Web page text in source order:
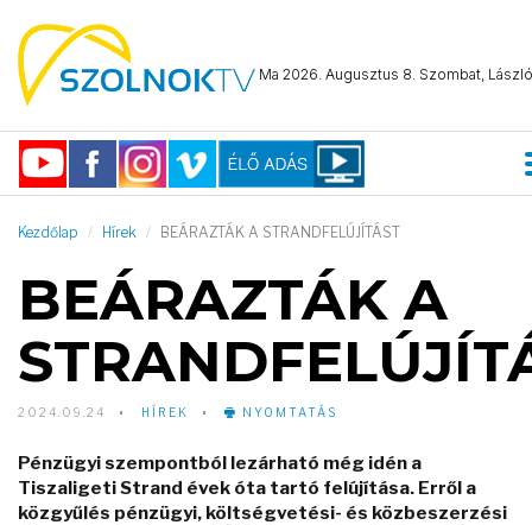
Ma 2026. Augusztus 8. Szombat,
Kezdőlap Hírek BEÁRAZTÁK A STRANDFELÚJÍTÁST
BEÁRAZTÁK A
2024.09.24 HÍREK NYOMTATÁS
Pénzügyi szempontból lezárható még idén a
Tiszaligeti Strand évek óta tartó felújítása. Erről a
közgyűlés pénzügyi, költségvetési- és közbeszerzési